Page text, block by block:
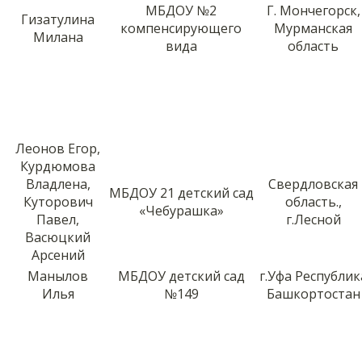
Гизатулина
Милана
МБДОУ №2
компенсирующего
вида
Г. Мончегорск,
Мурманская
область
Леонов Егор,
Курдюмова
Владлена,
Куторович
Павел,
Васюцкий
Арсений
МБДОУ 21 детский сад
«Чебурашка»
Свердловская
область.,
г.Лесной
Манылов
Илья
МБДОУ детский сад
№149
г.Уфа
Башкортостан